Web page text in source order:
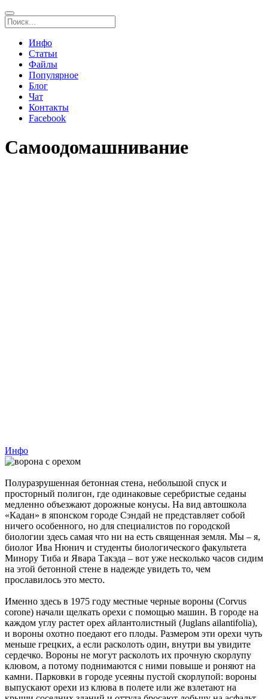
Инфо
Статьи
Файлы
Популярное
Блог
Чат
Контакты
Facebook
Самоодомашнивание
Инфо
Полуразрушенная бетонная стена, небольшой спуск и
просторный полигон, где одинаковые серебристые седаны
медленно объезжают дорожные конусы. На вид автошкола
«Кадан» в японском городе Сэндай не представляет собой
ничего особенного, но для специалистов по городской
биологии здесь самая что ни на есть священная земля. Мы – я,
биолог Ива Нюнич и студенты биологического факультета
Минору Тиба и Явара Такэда – вот уже несколько часов сидим
на этой бетонной стене в надежде увидеть то, чем
прославилось это место.
Именно здесь в 1975 году местные черные вороны (Corvus
corone) начали щелкать орехи с помощью машин. В городе на
каждом углу растет орех айлантолистный (Juglans ailantifolia),
и вороны охотно поедают его плоды. Размером эти орехи чуть
меньше грецких, а если расколоть один, внутри вы увидите
сердечко. Вороны не могут расколоть их прочную скорлупу
клювом, а потому поднимаются с ними повыше и роняют на
камни. Парковки в городе усеяны пустой скорлупой: вороны
выпускают орехи из клюва в полете или же взлетают на